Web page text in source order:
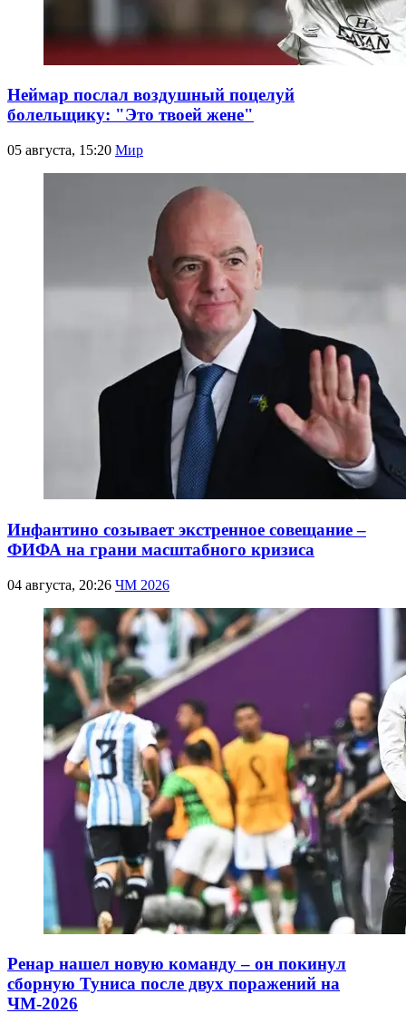
Неймар послал воздушный поцелуй
болельщику: "Это твоей жене"
05 августа, 15:20 Мир
Инфантино созывает экстренное совещание –
ФИФА на грани масштабного кризиса
04 августа, 20:26 ЧМ 2026
Ренар нашел новую команду – он покинул
сборную Туниса после двух поражений на
ЧМ-2026